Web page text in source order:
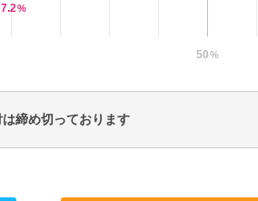
7.2%
50%
締め切っております